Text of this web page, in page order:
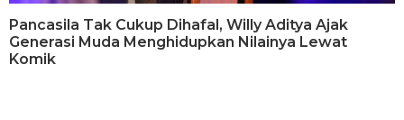
Pancasila Tak Cukup Dihafal, Willy Aditya Ajak
Generasi Muda Menghidupkan Nilainya Lewat
Komik